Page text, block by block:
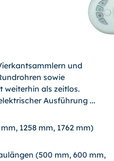
und
sowie
weiterhin als zeitlos.
Ausführung ...
1258 mm, 1762 mm)
(500 mm, 600 mm,